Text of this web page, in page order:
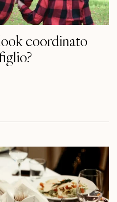
coordinato